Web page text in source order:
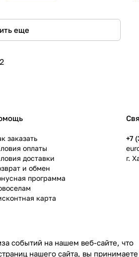
еще
2
заказать
оплаты
доставки
и обмен
программа
карта
+7
г.
событий на нашем веб-сайте, что
нашего сайта, вы принимаете